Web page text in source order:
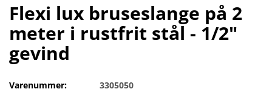
Flexi lux bruseslange på 2
meter i rustfrit stål - 1/2"
gevind
Varenummer: 3305050